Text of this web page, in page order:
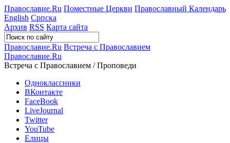
Православие.Ru Поместные Церкви Православный Календарь
English Српска
Архив RSS Карта сайта
Православие.Ru Встреча с Православием
Православие.Ru
Встреча с Православием / Проповеди
Одноклассники
ВКонтакте
FaceBook
LiveJournal
Twitter
YouTube
Елицы